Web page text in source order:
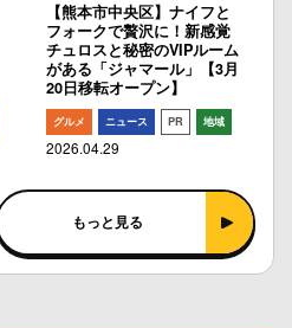
【熊本市中央区】ナイフと
フォークで贅沢に！新感覚
チュロスと秘密のVIPルーム
がある「ジャマール」【3月
20日移転オープン】
グルメ ニュース PR 地域
2026.04.29
もっと見る